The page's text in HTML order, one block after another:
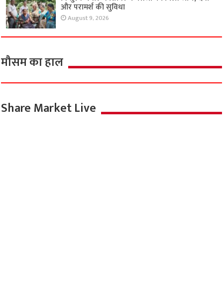
और परामर्श की सुविधा
August 9, 2026
मौसम का हाल
Share Market Live